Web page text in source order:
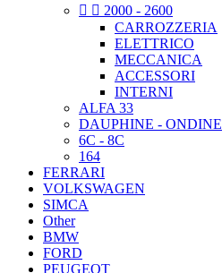
  2000 - 2600
CARROZZERIA
ELETTRICO
MECCANICA
ACCESSORI
INTERNI
ALFA 33
DAUPHINE - ONDINE
6C - 8C
164
FERRARI
VOLKSWAGEN
SIMCA
Other
BMW
FORD
PEUGEOT